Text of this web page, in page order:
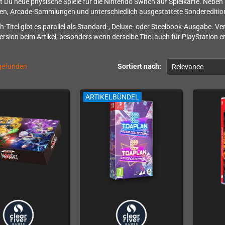
Du neue physische Spiele für die Nintendo Switch auf Spielkarte.
Arcade-Sammlungen und unterschiedlich ausgestattete
Titel gibt es parallel als Standard-, Deluxe- oder Steelbook-Ausgabe.
beim Artikel, besonders wenn derselbe Titel auch für PlayStation
Sortiert nach: Relevance
ARTIKELBÜNDEL